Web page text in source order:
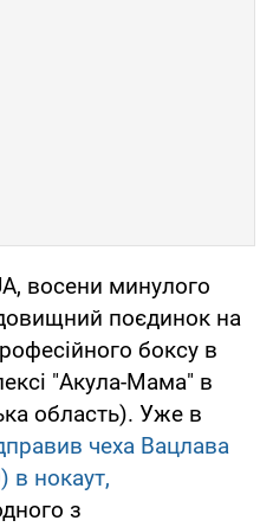
восени минулого
поєдинок на
боксу в
"Акула-Мама" в
область). Уже в
чеха Вацлава
в нокаут,
з